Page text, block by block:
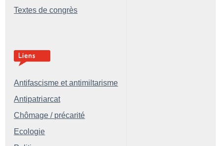
Textes de congrès
Antifascisme et antimiltarisme
Antipatriarcat
Chômage / précarité
Ecologie